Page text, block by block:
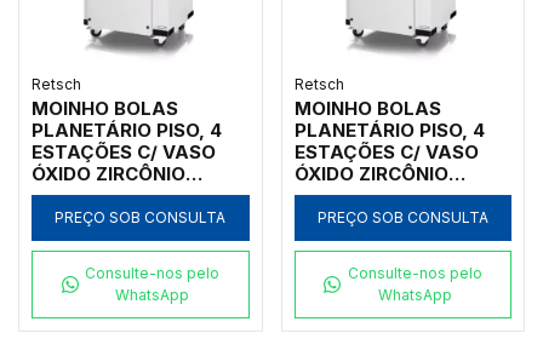
Retsch
MOINHO BOLAS
PLANETÁRIO PISO, 4
ESTAÇÕES C/ VASO
ÓXIDO ZIRCÔNIO
250ML, INICIAL
<10MM, FINAL <1UM
PREÇO SOB CONSULTA
Consulte-nos pelo
WhatsApp
Retsch
MOINHO BOLAS
PLANETÁRIO PISO, 4
ESTAÇÕES C/ VASO
ÓXIDO ZIRCÔNIO
125ML, INICIAL <10MM,
FINAL <1UM
PREÇO SOB CONSULTA
Consulte-nos pelo
WhatsApp